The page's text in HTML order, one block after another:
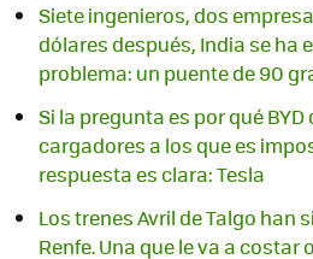
Siete ingenieros, dos
dólares después, India se ha
problema: un puente de 90
Si la pregunta es por qué
cargadores a los que es
respuesta es clara: Tesla
Los trenes Avril de Talgo han
Renfe. Una que le va a costar